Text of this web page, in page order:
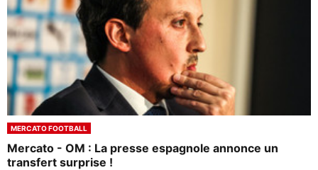
MERCATO FOOTBALL
Mercato - OM : La presse espagnole annonce un
transfert surprise !